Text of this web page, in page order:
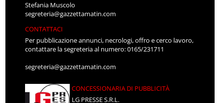
Stefania Muscolo
segreteria@gazzettamatin.com
CONTATTACI
Per pubblicazione annunci, necrologi, offro e cerco lavoro,
contattare la segreteria al numero: 0165/231711
segreteria@gazzettamatin.com
CONCESSIONARIA DI PUBBLICITÀ
LG PRESSE S.R.L.